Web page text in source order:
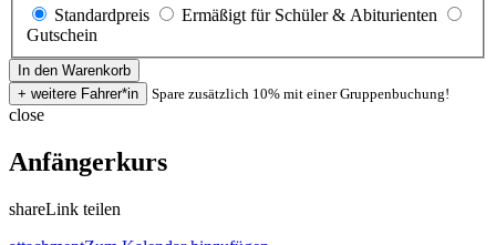
Standardpreis
Ermäßigt für Schüler & Abiturienten
Gutschein
Spare zusätzlich 10% mit einer Gruppenbuchung!
close
Anfängerkurs
shareLink teilen